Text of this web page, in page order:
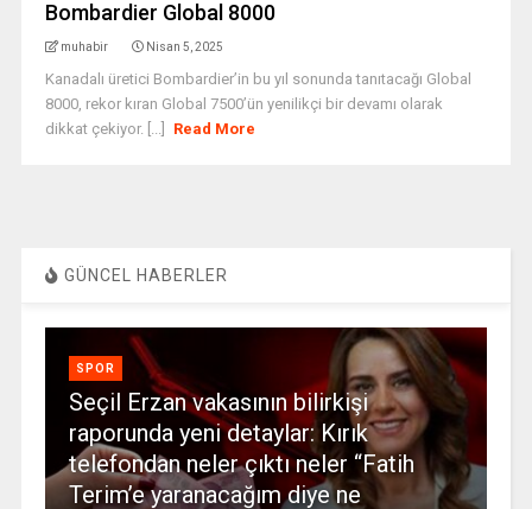
Bombardier Global 8000
muhabir Nisan 5, 2025
Kanadalı üretici Bombardier’in bu yıl sonunda tanıtacağı Global
8000, rekor kıran Global 7500’ün yenilikçi bir devamı olarak
dikkat çekiyor. [...]
Read More
GÜNCEL HABERLER
SPOR
Seçil Erzan vakasının bilirkişi
raporunda yeni detaylar: Kırık
telefondan neler çıktı neler “Fatih
Terim’e yaranacağım diye ne